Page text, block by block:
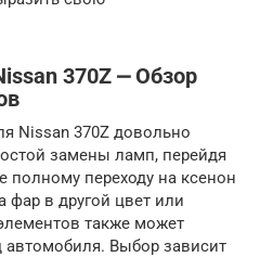
370Z ⎼ Обзор
Nissan 370Z довольно
замены ламп, перейдя
полному переходу на ксенон
фар в другой цвет или
также может
Выбор зависит